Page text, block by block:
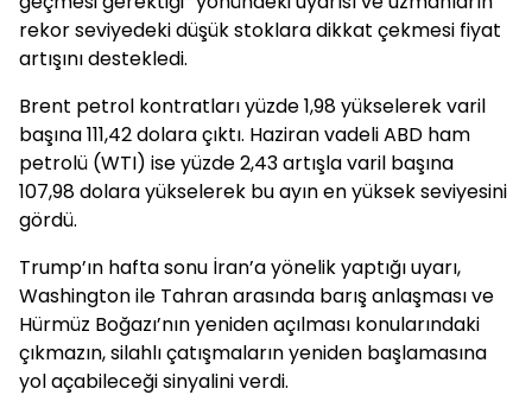
rekor seviyedeki düşük stoklara dikkat çekmesi fiyat
artışını destekledi.
Brent petrol kontratları yüzde 1,98 yükselerek varil
başına 111,42 dolara çıktı. Haziran vadeli ABD ham
petrolü (WTI) ise yüzde 2,43 artışla varil başına
107,98 dolara yükselerek bu ayın en yüksek seviyesini
gördü.
Trump’ın hafta sonu İran’a yönelik yaptığı uyarı,
Washington ile Tahran arasında barış anlaşması ve
Hürmüz Boğazı’nın yeniden açılması konularındaki
çıkmazın, silahlı çatışmaların yeniden başlamasına
yol açabileceği sinyalini verdi.